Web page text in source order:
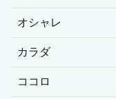
オシャレ
カラダ
ココロ